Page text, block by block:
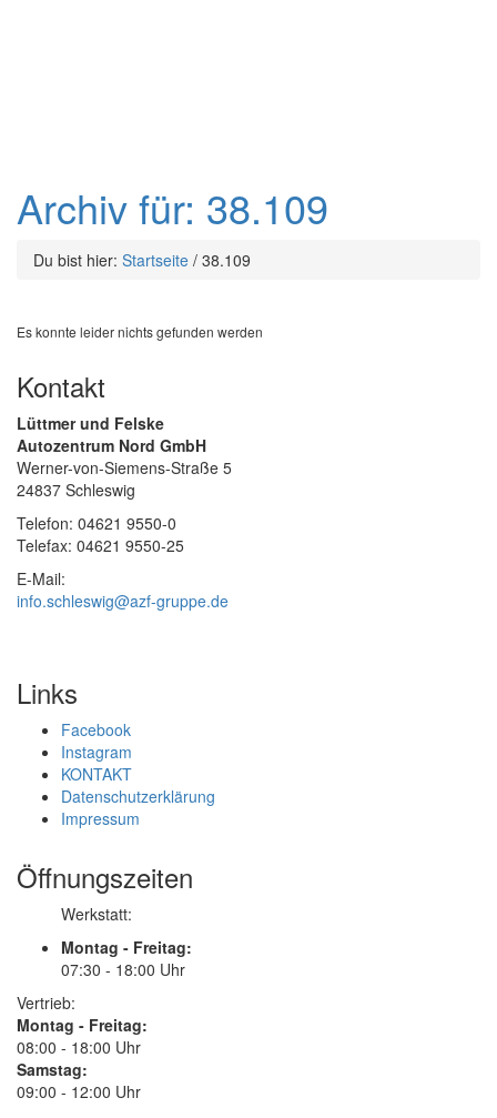
Archiv für: 38.109
Du bist hier: Startseite / 38.109
Es konnte leider nichts gefunden werden
Kontakt
Lüttmer und Felske
Autozentrum Nord GmbH
Werner-von-Siemens-Straße 5
24837 Schleswig
Telefon: 04621 9550-0
Telefax: 04621 9550-25
E-Mail:
info.schleswig@azf-gruppe.de
Links
Facebook
Instagram
KONTAKT
Datenschutzerklärung
Impressum
Öffnungszeiten
Werkstatt:
Montag - Freitag:
07:30 - 18:00 Uhr
Vertrieb:
Montag - Freitag:
08:00 - 18:00 Uhr
Samstag:
09:00 - 12:00 Uhr